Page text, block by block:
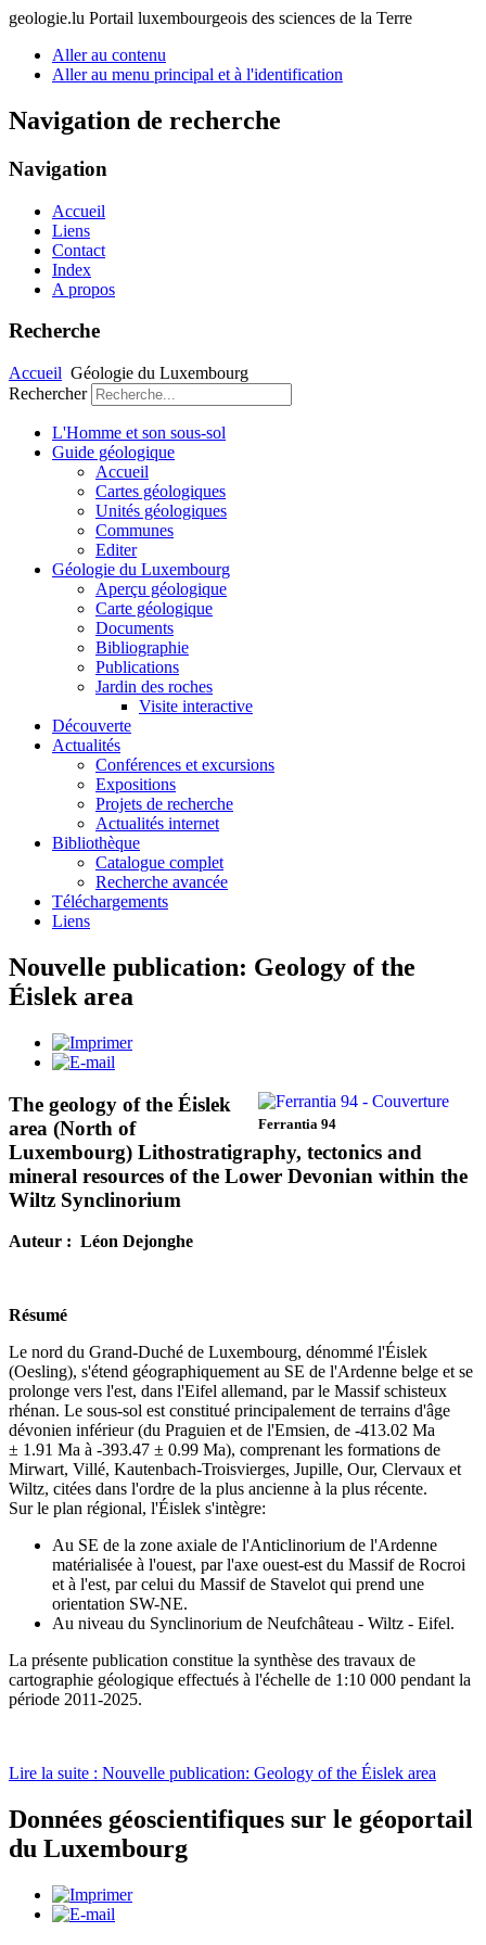
geologie.lu Portail luxembourgeois des sciences de la Terre
Aller au contenu
Aller au menu principal et à l'identification
Navigation de recherche
Navigation
Accueil
Liens
Contact
Index
A propos
Recherche
Accueil Géologie du Luxembourg
Rechercher
L'Homme et son sous-sol
Guide géologique
Accueil
Cartes géologiques
Unités géologiques
Communes
Editer
Géologie du Luxembourg
Aperçu géologique
Carte géologique
Documents
Bibliographie
Publications
Jardin des roches
Visite interactive
Découverte
Actualités
Conférences et excursions
Expositions
Projets de recherche
Actualités internet
Bibliothèque
Catalogue complet
Recherche avancée
Téléchargements
Liens
Nouvelle publication: Geology of the
Éislek area
Ferrantia 94
The geology of the Éislek
area (North of
Luxembourg) Lithostratigraphy, tectonics and
mineral resources of the Lower Devonian within the
Wiltz Synclinorium
Auteur : Léon Dejonghe
Résumé
Le nord du Grand-Duché de Luxembourg, dénommé l'Éislek
(Oesling), s'étend géographiquement au SE de l'Ardenne belge et se
prolonge vers l'est, dans l'Eifel allemand, par le Massif schisteux
rhénan. Le sous-sol est constitué principalement de terrains d'âge
dévonien inférieur (du Praguien et de l'Emsien, de -413.02 Ma
± 1.91 Ma à -393.47 ± 0.99 Ma), comprenant les formations de
Mirwart, Villé, Kautenbach-Troisvierges, Jupille, Our, Clervaux et
Wiltz, citées dans l'ordre de la plus ancienne à la plus récente.
Sur le plan régional, l'Éislek s'intègre:
Au SE de la zone axiale de l'Anticlinorium de l'Ardenne
matérialisée à l'ouest, par l'axe ouest-est du Massif de Rocroi
et à l'est, par celui du Massif de Stavelot qui prend une
orientation SW-NE.
Au niveau du Synclinorium de Neufchâteau - Wiltz - Eifel.
La présente publication constitue la synthèse des travaux de
cartographie géologique effectués à l'échelle de 1:10 000 pendant la
période 2011-2025.
Lire la suite : Nouvelle publication: Geology of the Éislek area
Données géoscientifiques sur le géoportail
du Luxembourg